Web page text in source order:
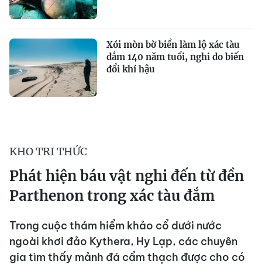
Xói mòn bờ biển làm lộ xác tàu
đắm 140 năm tuổi, nghi do biến
đổi khí hậu
KHO TRI THỨC
Phát hiện báu vật nghi đến từ đền
Parthenon trong xác tàu đắm
Trong cuộc thám hiểm khảo cổ dưới nước
ngoài khơi đảo Kythera, Hy Lạp, các chuyên
gia tìm thấy mảnh đá cẩm thạch được cho có